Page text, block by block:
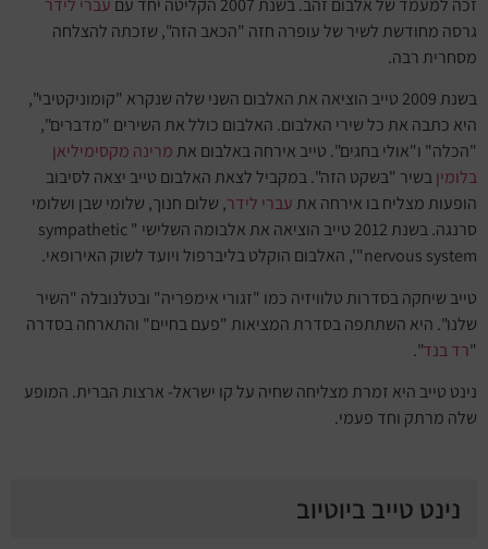
זכה למעמד של אלבום זהב. בשנת 2007 הקליטה יחד עם
עברי לידר
גרסה מחודשת לשיר של עופרה חזה "הכאב הזה", שזכתה להצלחה
מסחרית רבה.
בשנת 2009 טייב הוציאה את האלבום השני שלה שנקרא "קומוניקטיבי",
היא כתבה את כל שירי האלבום. האלבום כולל את השירים "מדברים",
"הכלה" ו"אולי בחגים". טייב אירחה באלבום אתמרינה מקסימיליאן
בלומיןבשיר "בשקט הזה". במקביל לצאת האלבום טייב יצאה לסיבוב
הופעות מצליח בו אירחה אתעברי לידר, שלום חנוך, שלומי שבן ושלומי
סרנגה. בשנת 2012 טייב הוציאה את אלבומה השלישי " sympathetic
nervous system"', האלבום הוקלט בליברפול ויועד לשוק האירופאי.
טייב שיחקה בסדרות טלוויזיה כמו "זגורי אימפריה" ובטלנובלה "השיר
שלנו". היא השתתפה בסדרת המציאות "פעם בחיים" והתארחה בסדרה
"רד בנד".
נינט טייב היא זמרת מצליחה שחיה על קו ישראל- ארצות הברית. המופע
שלה מרתק וחד פעמי.
נינט טייב ביוטיוב